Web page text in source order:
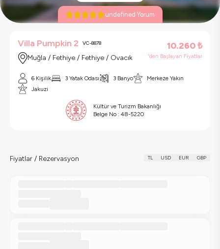
undefined Yorum
Villa Pumpkin 2 VC-8878
Muğla / Fethiye / Fethiye / Ovacık
10.260₺
'den Başlayan Fiyatlar
6 Kişilik 3 Yatak Odası 3 Banyo
Merkeze Yakın
Jakuzi
Kültür ve Turizm Bakanlığı
Belge No : 48-5220
Fiyatlar / Rezervasyon TL USD EUR GBP